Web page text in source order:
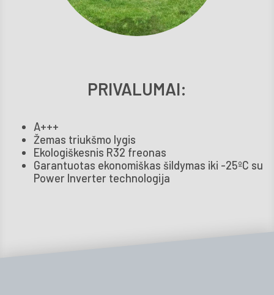
PRIVALUMAI:
A+++
Žemas triukšmo lygis
Ekologiškesnis R32 freonas
Garantuotas ekonomiškas šildymas iki -25ºC su
Power Inverter technologija